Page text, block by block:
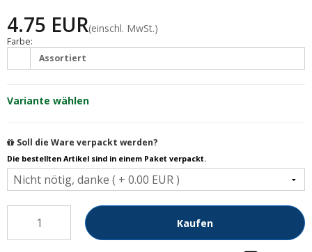
4.75 EUR(einschl. MwSt.)
Farbe:
Assortiert
Variante wählen
Soll die Ware verpackt werden?
Die bestellten Artikel sind in einem Paket verpackt.
Kaufen